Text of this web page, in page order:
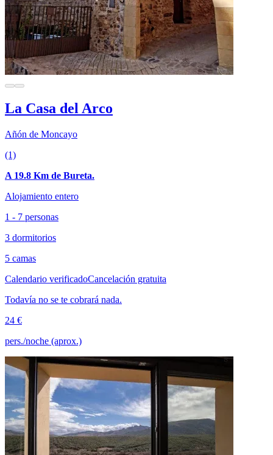
La Casa del Arco
Añón de Moncayo
(1)
A 19.8 Km de Bureta.
Alojamiento entero
1 - 7 personas
3 dormitorios
5 camas
Calendario verificadoCancelación gratuita
Todavía no se te cobrará nada.
24 €
pers./noche (aprox.)